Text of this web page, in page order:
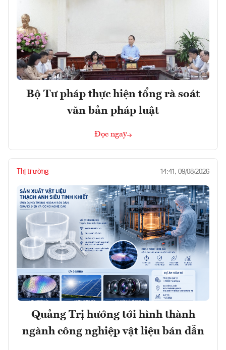
Bộ Tư pháp thực hiện tổng rà soát
văn bản pháp luật
Đọc ngay
Thị trường 14:41, 09/08/2026
Quảng Trị hướng tới hình thành
ngành công nghiệp vật liệu bán dẫn